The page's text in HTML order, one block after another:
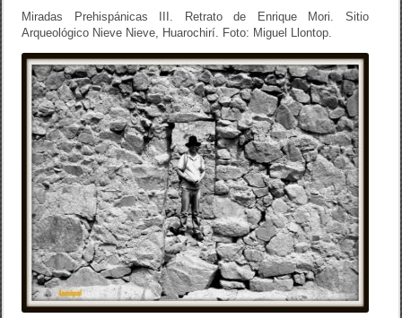
Miradas Prehispánicas III. Retrato de Enrique Mori. Sitio
Arqueológico Nieve Nieve, Huarochirí. Foto: Miguel Llontop.